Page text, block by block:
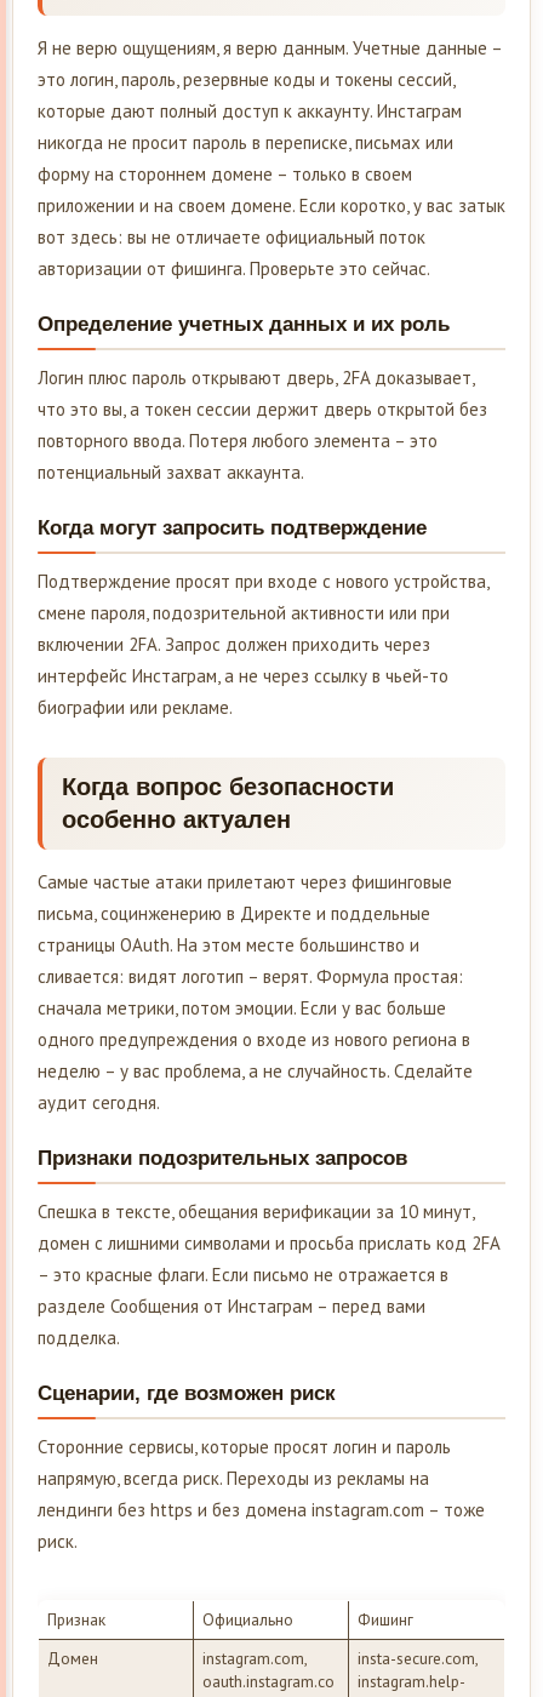
Я не верю ощущениям, я верю данным. Учетные данные –
это логин, пароль, резервные коды и токены сессий,
которые дают полный доступ к аккаунту. Инстаграм
никогда не просит пароль в переписке, письмах или
форму на стороннем домене – только в своем
приложении и на своем домене. Если коротко, у вас затык
вот здесь: вы не отличаете официальный поток
авторизации от фишинга. Проверьте это сейчас.
Определение учетных данных и их роль
Логин плюс пароль открывают дверь, 2FA доказывает,
что это вы, а токен сессии держит дверь открытой без
повторного ввода. Потеря любого элемента – это
потенциальный захват аккаунта.
Когда могут запросить подтверждение
Подтверждение просят при входе с нового устройства,
смене пароля, подозрительной активности или при
включении 2FA. Запрос должен приходить через
интерфейс Инстаграм, а не через ссылку в чьей-то
биографии или рекламе.
Когда вопрос безопасности
особенно актуален
Самые частые атаки прилетают через фишинговые
письма, социнженерию в Директе и поддельные
страницы OAuth. На этом месте большинство и
сливается: видят логотип – верят. Формула простая:
сначала метрики, потом эмоции. Если у вас больше
одного предупреждения о входе из нового региона в
неделю – у вас проблема, а не случайность. Сделайте
аудит сегодня.
Признаки подозрительных запросов
Спешка в тексте, обещания верификации за 10 минут,
домен с лишними символами и просьба прислать код 2FA
– это красные флаги. Если письмо не отражается в
разделе Сообщения от Инстаграм – перед вами
подделка.
Сценарии, где возможен риск
Сторонние сервисы, которые просят логин и пароль
напрямую, всегда риск. Переходы из рекламы на
лендинги без https и без домена instagram.com – тоже
риск.
Признак Официально
Фишинг
Домен
instagram.com,
oauth.instagram.co
insta-secure.com,
instagram.help-